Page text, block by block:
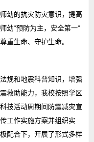
幼的抗灾防灾意识，提高
幼“预防为主，安全第一”
重生命、守护生命。
规和地震科普知识，增强
救助能力，我校按照学区
技活动周期间防震减灾宣
工作实施方案并组织实
配合下，开展了形式多样